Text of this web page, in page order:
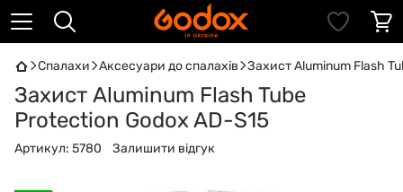
Спалахи Аксесуари до спалахів Захист Aluminum Flash
Захист Aluminum Flash Tube
Protection Godox AD-S15
Артикул: 5780 Залишити відгук